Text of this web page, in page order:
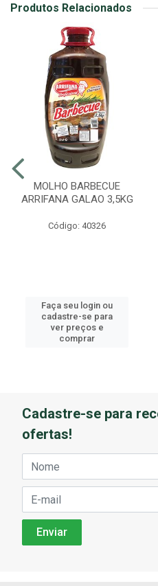
Produtos Relacionados
MOLHO BARBECUE
ARRIFANA GALAO 3,5KG
Código: 40326
Faça seu login ou
cadastre-se para
ver preços e
comprar
Cadastre-se para
ofertas!